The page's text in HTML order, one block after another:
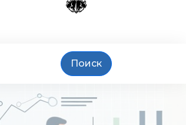
Поиск